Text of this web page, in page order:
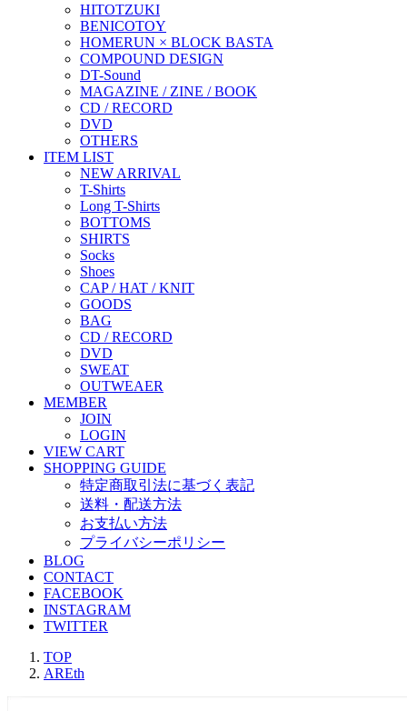
HITOTZUKI
BENICOTOY
HOMERUN × BLOCK BASTA
COMPOUND DESIGN
DT-Sound
MAGAZINE / ZINE / BOOK
CD / RECORD
DVD
OTHERS
ITEM LIST
NEW ARRIVAL
T-Shirts
Long T-Shirts
BOTTOMS
SHIRTS
Socks
Shoes
CAP / HAT / KNIT
GOODS
BAG
CD / RECORD
DVD
SWEAT
OUTWEAER
MEMBER
JOIN
LOGIN
VIEW CART
SHOPPING GUIDE
特定商取引法に基づく表記
送料・配送方法
お支払い方法
プライバシーポリシー
BLOG
CONTACT
FACEBOOK
INSTAGRAM
TWITTER
TOP
AREth